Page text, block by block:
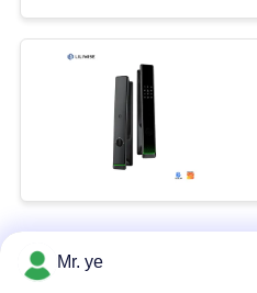
Mr. ye